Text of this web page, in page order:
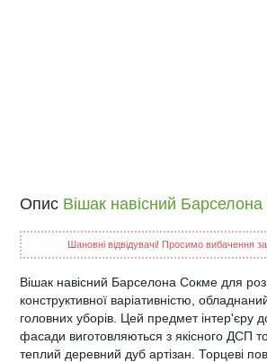
Опис Вішак навісний
Шановні відвідувачі! Просимо вибачення
Вішак навісний Барселона Сокме для
конструктивної варіативністю,
головних уборів. Цей предмет інтер'єру
фасади виготовляються з якісного ДСП
теплий деревний дуб артізан. Торцеві